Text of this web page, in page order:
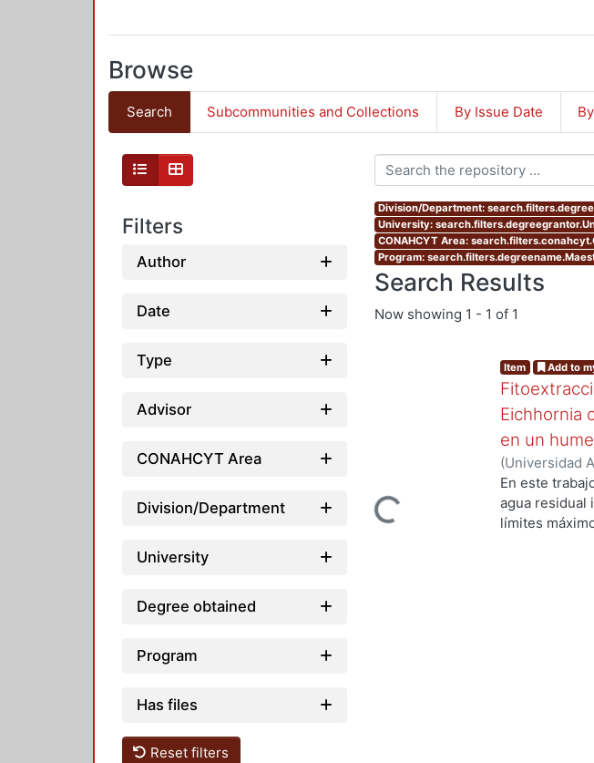
Browse
Search Subcommunities and Collections By Issue Date
Filters
Author
Date
Type
Advisor
CONAHCYT Area
Division/Department
University
Degree obtained
Program
Has files
Reset filters
Division/Department:
University:
CONAHCYT Area:
Program:
Search Results
Now showing 1 - 1 of 1
Loading...
Item Add to
Eichhornia
en un
(Universidad
de Servicios
En este
agua residual
límites